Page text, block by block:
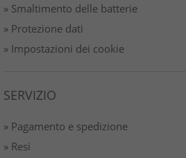
» Smaltimento delle batterie
» Protezione dati
» Impostazioni dei cookie
SERVIZIO
» Pagamento e spedizione
» Resi